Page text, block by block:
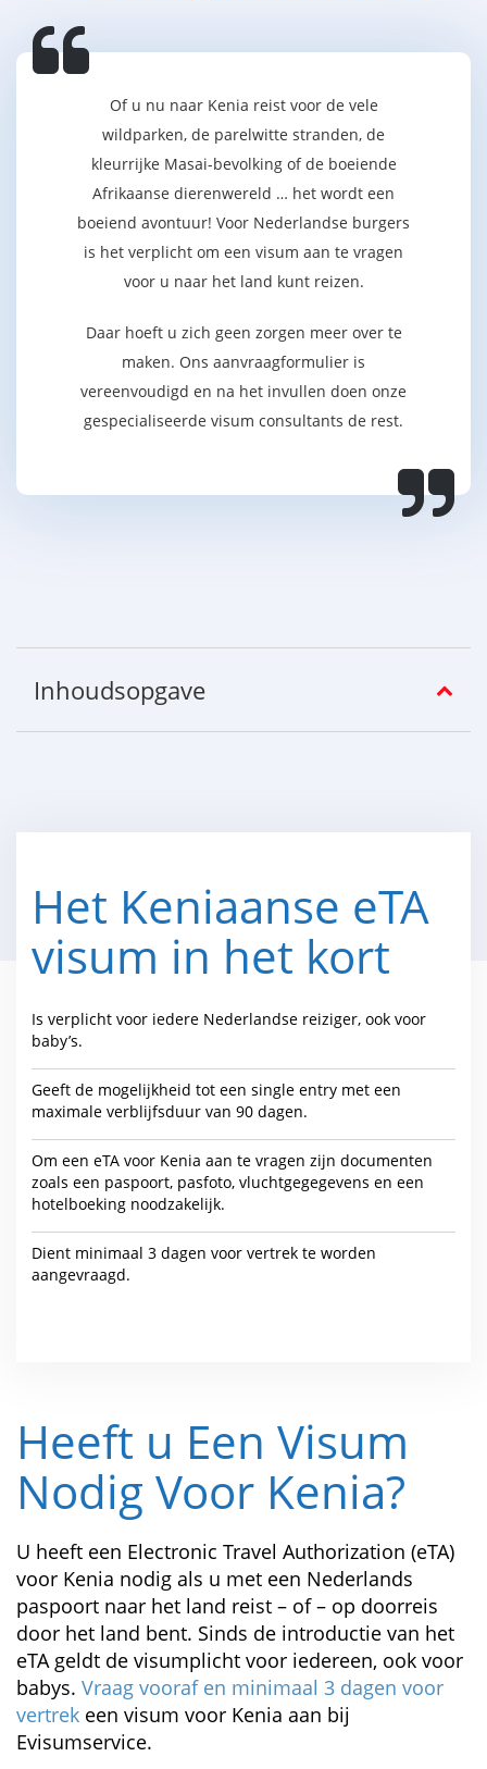
Of u nu naar Kenia reist voor de vele
wildparken, de parelwitte stranden, de
kleurrijke Masai-bevolking of de boeiende
Afrikaanse dierenwereld … het wordt een
boeiend avontuur! Voor Nederlandse burgers
is het verplicht om een visum aan te vragen
voor u naar het land kunt reizen.
Daar hoeft u zich geen zorgen meer over te
maken. Ons aanvraagformulier is
vereenvoudigd en na het invullen doen onze
gespecialiseerde visum consultants de rest.
Inhoudsopgave
Het Keniaanse eTA
visum in het kort
Is verplicht voor iedere Nederlandse reiziger, ook voor
baby’s.
Geeft de mogelijkheid tot een single entry met een
maximale verblijfsduur van 90 dagen.
Om een eTA voor Kenia aan te vragen zijn documenten
zoals een paspoort, pasfoto, vluchtgegegevens en een
hotelboeking noodzakelijk.
Dient minimaal 3 dagen voor vertrek te worden
aangevraagd.
Heeft u Een Visum
Nodig Voor Kenia?
U heeft een Electronic Travel Authorization (eTA)
voor Kenia nodig als u met een Nederlands
paspoort naar het land reist – of – op doorreis
door het land bent. Sinds de introductie van het
eTA geldt de visumplicht voor iedereen, ook voor
babys. Vraag vooraf en minimaal 3 dagen voor
vertrek een visum voor Kenia aan bij
Evisumservice.